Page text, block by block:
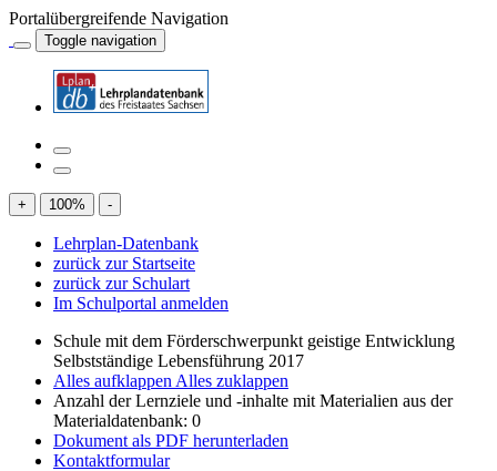
Portalübergreifende Navigation
Toggle navigation
+ 100% -
Lehrplan-Datenbank
zurück zur Startseite
zurück zur Schulart
Im Schulportal anmelden
Schule mit dem Förderschwerpunkt geistige Entwicklung
Selbstständige Lebensführung 2017
Alles aufklappen Alles zuklappen
Anzahl der Lernziele und -inhalte mit Materialien aus der
Materialdatenbank: 0
Dokument als PDF herunterladen
Kontaktformular